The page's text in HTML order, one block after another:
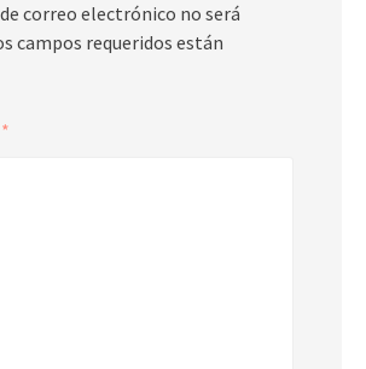
correo electrónico no será
campos requeridos están
*